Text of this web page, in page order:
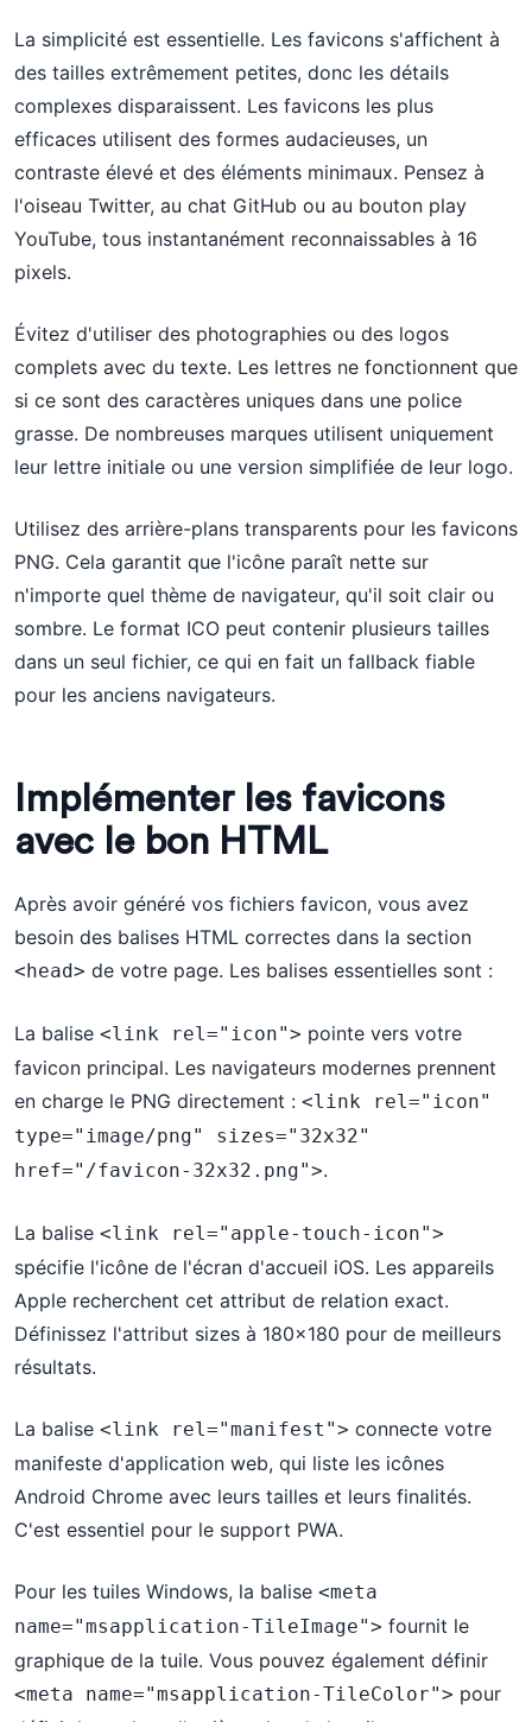
La simplicité est essentielle. Les favicons s'affichent à
des tailles extrêmement petites, donc les détails
complexes disparaissent. Les favicons les plus
efficaces utilisent des formes audacieuses, un
contraste élevé et des éléments minimaux. Pensez à
l'oiseau Twitter, au chat GitHub ou au bouton play
YouTube, tous instantanément reconnaissables à 16
pixels.
Évitez d'utiliser des photographies ou des logos
complets avec du texte. Les lettres ne fonctionnent que
si ce sont des caractères uniques dans une police
grasse. De nombreuses marques utilisent uniquement
leur lettre initiale ou une version simplifiée de leur logo.
Utilisez des arrière-plans transparents pour les favicons
PNG. Cela garantit que l'icône paraît nette sur
n'importe quel thème de navigateur, qu'il soit clair ou
sombre. Le format ICO peut contenir plusieurs tailles
dans un seul fichier, ce qui en fait un fallback fiable
pour les anciens navigateurs.
Implémenter les favicons
avec le bon HTML
Après avoir généré vos fichiers favicon, vous avez
besoin des balises HTML correctes dans la section
<head> de votre page. Les balises essentielles sont :
La balise <link rel="icon"> pointe vers votre
favicon principal. Les navigateurs modernes prennent
en charge le PNG directement : <link rel="icon"
type="image/png" sizes="32x32"
href="/favicon-32x32.png">.
La balise <link rel="apple-touch-icon">
spécifie l'icône de l'écran d'accueil iOS. Les appareils
Apple recherchent cet attribut de relation exact.
Définissez l'attribut sizes à 180x180 pour de meilleurs
résultats.
La balise <link rel="manifest"> connecte votre
manifeste d'application web, qui liste les icônes
Android Chrome avec leurs tailles et leurs finalités.
C'est essentiel pour le support PWA.
Pour les tuiles Windows, la balise <meta
name="msapplication-TileImage"> fournit le
graphique de la tuile. Vous pouvez également définir
<meta name="msapplication-TileColor"> pour